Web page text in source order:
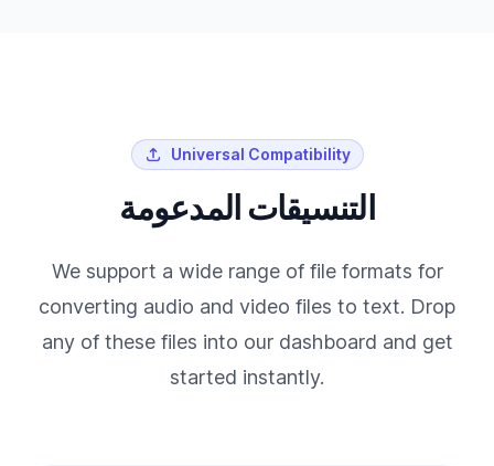
Universal Compatibility
التنسيقات المدعومة
We support a wide range of file formats for
converting audio and video files to text. Drop
any of these files into our dashboard and get
started instantly.